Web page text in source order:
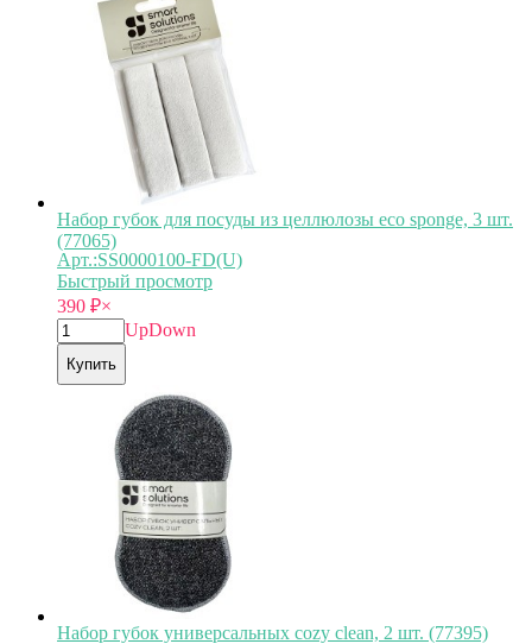
Набор губок для посуды из целлюлозы eco sponge, 3 шт.
(77065)
Арт.:SS0000100-FD(U)
Быстрый просмотр
390 ₽×
UpDown
Купить
Набор губок универсальных cozy clean, 2 шт. (77395)